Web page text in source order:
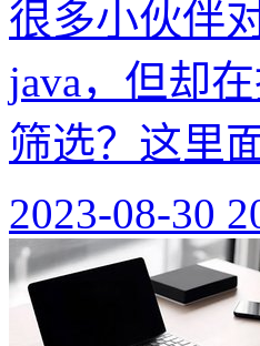
很多小伙伴
java，但却
筛选？这里
2023-08-30